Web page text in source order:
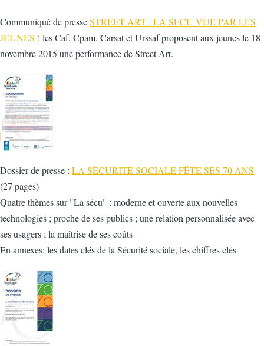
Communiqué de presseSTREET ART : LA SECU VUE PAR LES
JEUNES ! les Caf, Cpam, Carsat et Urssaf proposent aux jeunes le 18
novembre 2015 une performance de Street Art.
Dossier de presse : LA SÉCURITE SOCIALE FÊTE SES 70 ANS
(27 pages)
Quatre thèmes sur "La sécu" : moderne et ouverte aux nouvelles
technologies ; proche de ses publics ; une relation personnalisée avec
ses usagers ; la maîtrise de ses coûts
En annexes: les dates clés de la Sécurité sociale, les chiffres clés